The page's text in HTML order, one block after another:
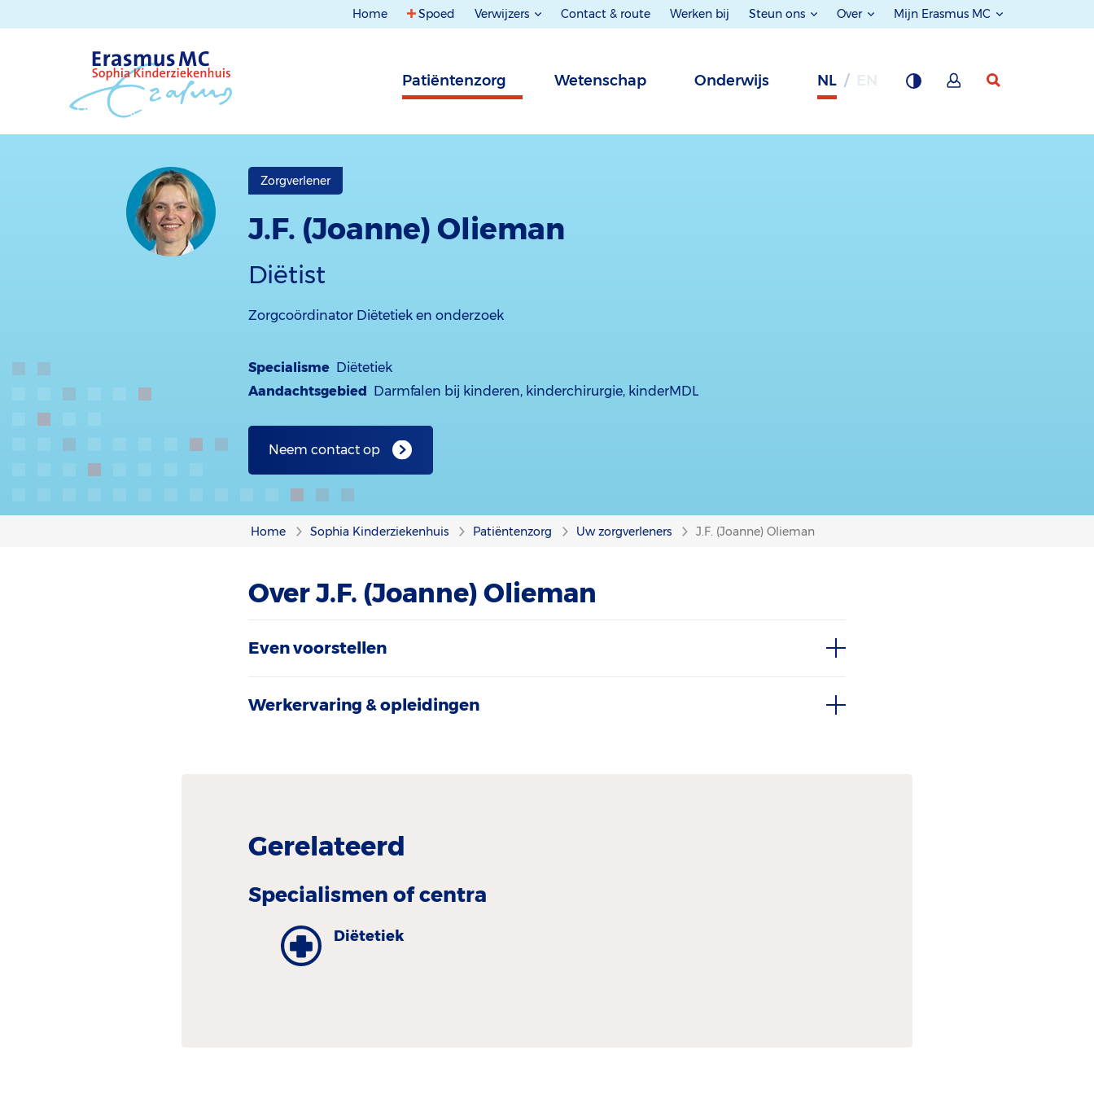
Home Spoed Verwijzers Contact & route Werken bij Steun ons Over Mijn Erasmus MC
Patiëntenzorg Wetenschap Onderwijs NL
Zorgverlener
J.F. (Joanne) Olieman
Diëtist
Zorgcoördinator Diëtetiek en onderzoek
Specialisme Diëtetiek
Aandachtsgebied Darmfalen bij kinderen, kinderchirurgie, kinderMDL
Neem contact op
Home Sophia Kinderziekenhuis Patiëntenzorg Uw zorgverleners J.F. (Joanne) Olieman
Over J.F. (Joanne) Olieman
Even voorstellen
Werkervaring & opleidingen
Gerelateerd
Specialismen of centra
Diëtetiek